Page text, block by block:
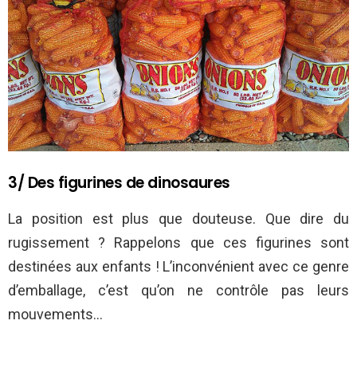
3/ Des figurines de dinosaures
La position est plus que douteuse. Que dire du
rugissement ? Rappelons que ces figurines sont
destinées aux enfants ! L’inconvénient avec ce genre
d’emballage, c’est qu’on ne contrôle pas leurs
mouvements…